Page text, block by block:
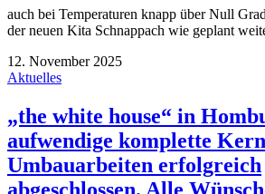
auch bei Temperaturen knapp über Null
der neuen Kita Schnappach wie geplant
12. November 2025
Aktuelles
„the white house“ in
aufwendige komplette
Umbauarbeiten erfolgreich